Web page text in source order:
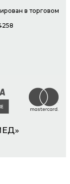
в торговом